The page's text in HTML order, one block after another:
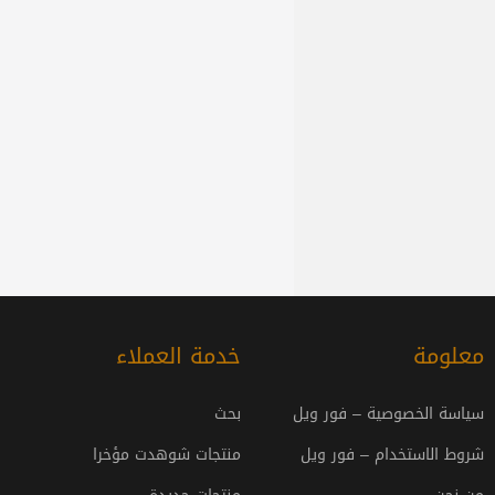
معلومة
سياسة الخصوصية – فور ويل
شروط الاستخدام – فور ويل
خدمة العملاء
بحث
منتجات شوهدت مؤخرا